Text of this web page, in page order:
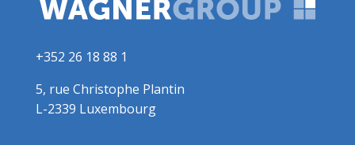
+352 26 18 88 1
5, rue Christophe Plantin
L-2339 Luxembourg